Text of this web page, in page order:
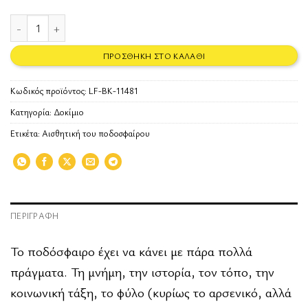
Τι σκεφτόμαστε όταν σκεφτόμαστε το ποδόσφαιρο ποσότητα
ΠΡΟΣΘΉΚΗ ΣΤΟ ΚΑΛΆΘΙ
Κωδικός προϊόντος: LF-BK-11481
Κατηγορία: Δοκίμιο
Ετικέτα: Αισθητική του ποδοσφαίρου
ΠΕΡΙΓΡΑΦΉ
Το ποδόσφαιρο έχει να κάνει µε πάρα πολλά
πράγµατα. Τη µνήµη, την ιστορία, τον τόπο, την
κοινωνική τάξη, το φύλο (κυρίως το αρσενικό, αλλά